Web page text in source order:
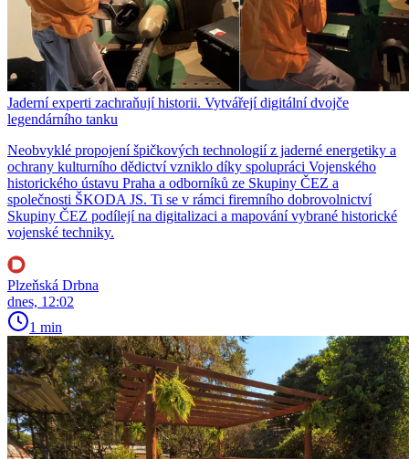
Jaderní experti zachraňují historii. Vytvářejí digitální dvojče
legendárního tanku
Neobvyklé propojení špičkových technologií z jaderné energetiky a
ochrany kulturního dědictví vzniklo díky spolupráci Vojenského
historického ústavu Praha a odborníků ze Skupiny ČEZ a
společnosti ŠKODA JS. Ti se v rámci firemního dobrovolnictví
Skupiny ČEZ podílejí na digitalizaci a mapování vybrané historické
vojenské techniky.
Plzeňská Drbna
dnes, 12:02
1 min